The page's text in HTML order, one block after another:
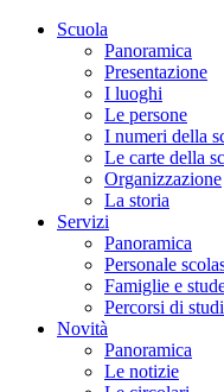
Scuola
Panoramica
Presentazione
I luoghi
Le persone
I numeri della
Le carte della
Organizzazione
La storia
Servizi
Panoramica
Personale
Famiglie e
Percorsi di
Novità
Panoramica
Le notizie